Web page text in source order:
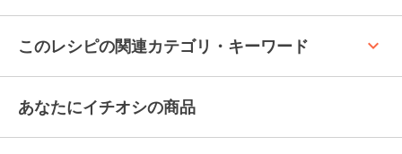
このレシピの関連カテゴリ・キーワード keyboard_arrow_up
あなたにイチオシの商品